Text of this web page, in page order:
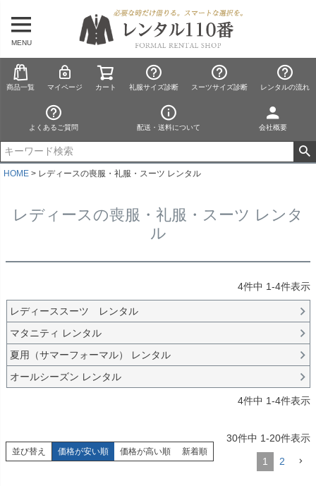
MENU
商品一覧 マイページ カート 礼服サイズ診断 スーツサイズ診断 レンタルの流れ
よくあるご質問 配送・送料について 会社概要
HOME レディースの喪服・礼服・スーツ レンタル
レディースの喪服・礼服・スーツ レンタ
ル
4件中 1-4件表示
レディーススーツ レンタル
マタニティ レンタル
夏用（サマーフォーマル） レンタル
オールシーズン レンタル
4件中 1-4件表示
並び替え 価格が安い順 価格が高い順 新着順
30件中 1-20件表示
1 2